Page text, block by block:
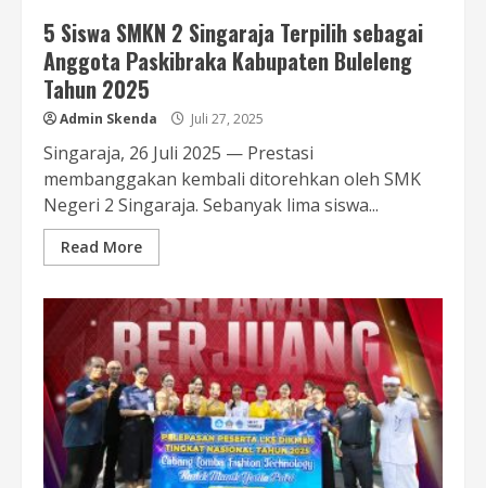
5 Siswa SMKN 2 Singaraja Terpilih sebagai
Anggota Paskibraka Kabupaten Buleleng
Tahun 2025
Admin Skenda Juli 27, 2025
Singaraja, 26 Juli 2025 — Prestasi
membanggakan kembali ditorehkan oleh SMK
Negeri 2 Singaraja. Sebanyak lima siswa...
Read More